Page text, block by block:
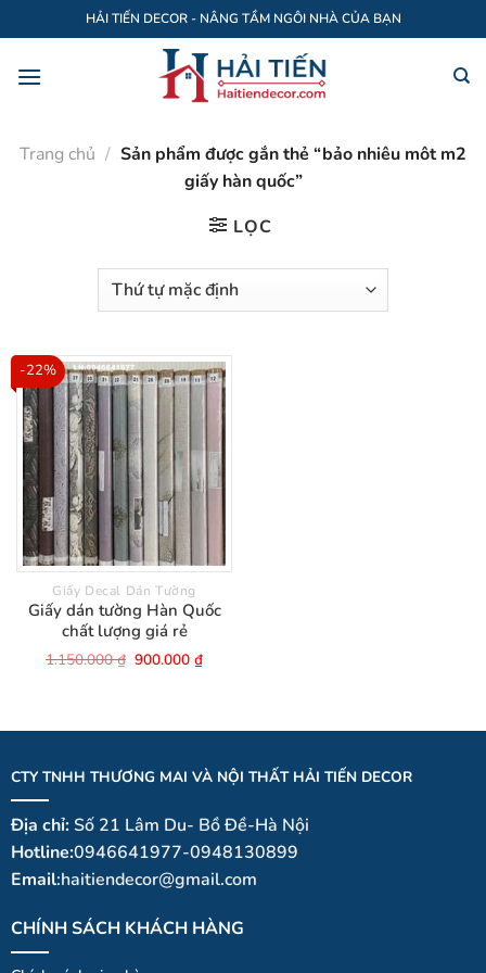
qua
nội
HẢI TIẾN DECOR - NÂNG TẦM NGÔI NHÀ CỦA BẠN
Trang chủ / Sản phẩm được gắn thẻ “bảo nhiêu môt m2
giấy hàn quốc”
LỌC
-22%
Giấy Decal Dán Tường
Giấy dán tường Hàn Quốc
chất lượng giá rẻ
1.150.000₫ Giá
gốc
900.000₫Giá
CTY TNHH THƯƠNG MAI VÀ NỘI THẤT HẢI TIẾN DECOR
Địa chỉ:Số 21 Lâm Du- Bồ Đề-Hà Nội
Hotline:0946641977-0948130899
Email:haitiendecor@gmail.com
CHÍNH SÁCH KHÁCH HÀNG